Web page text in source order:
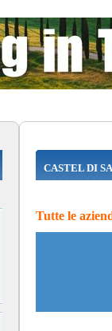
CASTEL DI
Tutte le